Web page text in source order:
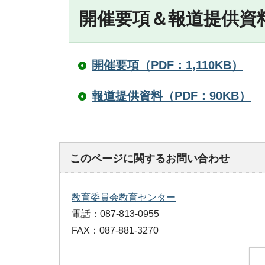
開催要項＆報道提供資
開催要項（PDF：1,110KB）
報道提供資料（PDF：90KB）
このページに関するお問い合わせ
教育委員会教育センター
電話：087-813-0955
FAX：087-881-3270